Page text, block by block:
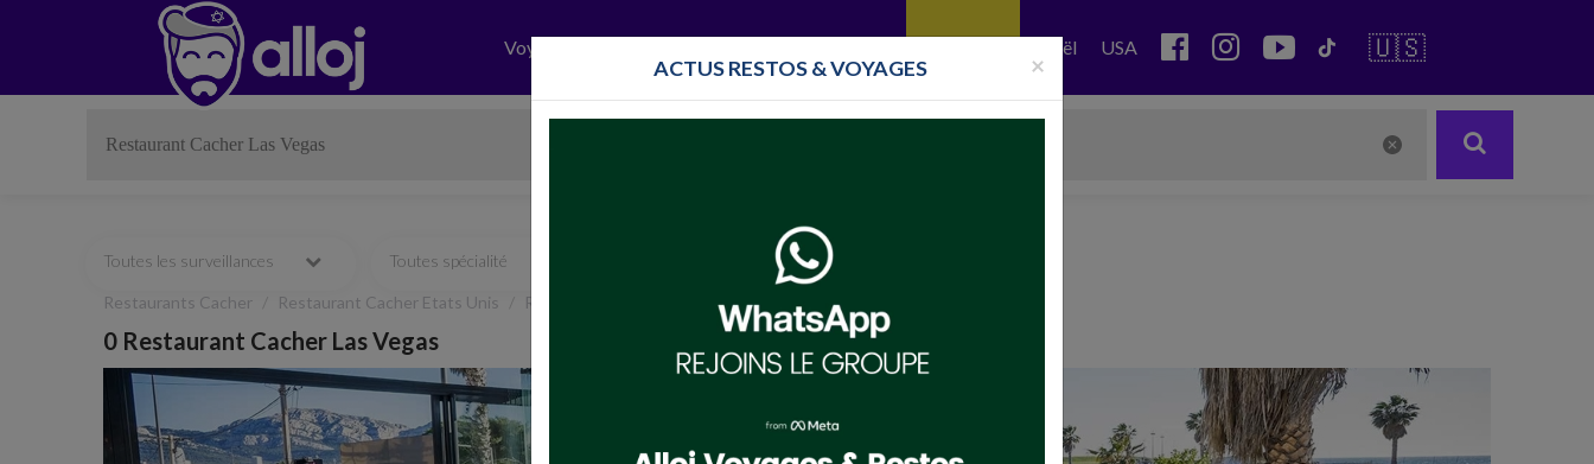
Voyages Israël USA 🇺🇸
Toutes les surveillances Toutes spécialité Bassari
Restaurants Cacher Restaurant Cacher Etats Unis Restaurant Cacher Nevada Restaurant Cacher Las Vegas
0 Restaurant Cacher Las Vegas
Previous
×
ACTUS RESTOS & VOYAGES